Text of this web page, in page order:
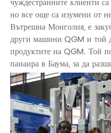
но все още са изумени от
Вътрешна Монголия, е
други машини QGM и той
продуктите на QGM. Той
панаира в Баума, за да